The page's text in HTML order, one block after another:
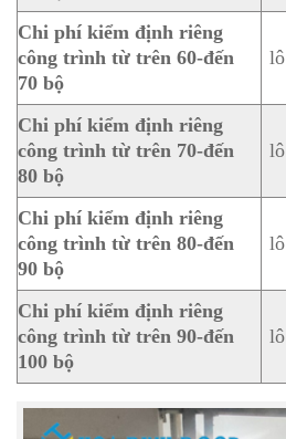
Chi phí kiểm định riêng
công trình từ trên 60-đến
70 bộ
lô
Chi phí kiểm định riêng
công trình từ trên 70-đến
80 bộ
lô
Chi phí kiểm định riêng
công trình từ trên 80-đến
90 bộ
lô
Chi phí kiểm định riêng
công trình từ trên 90-đến
100 bộ
lô